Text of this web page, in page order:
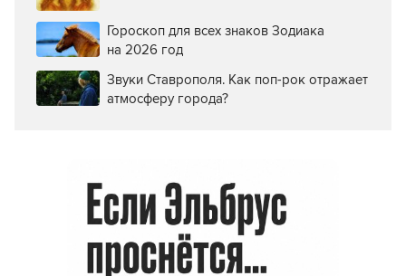
Гороскоп для всех знаков Зодиака
на 2026 год
Звуки Ставрополя. Как поп-рок отражает
атмосферу города?